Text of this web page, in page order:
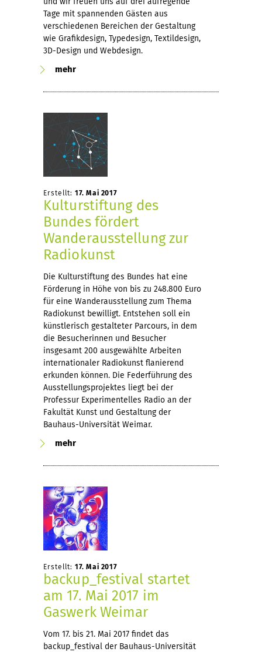
Tage mit spannenden Gästen aus
verschiedenen Bereichen der Gestaltung
wie Grafikdesign, Typedesign, Textildesign,
3D-Design und Webdesign.
mehr
Erstellt: 17. Mai 2017
Kulturstiftung des
Bundes fördert
Wanderausstellung zur
Radiokunst
Die Kulturstiftung des Bundes hat eine
Förderung in Höhe von bis zu 248.800 Euro
für eine Wanderausstellung zum Thema
Radiokunst bewilligt. Entstehen soll ein
künstlerisch gestalteter Parcours, in dem
die Besucherinnen und Besucher
insgesamt 200 ausgewählte Arbeiten
internationaler Radiokunst flanierend
erkunden können. Die Federführung des
Ausstellungsprojektes liegt bei der
Professur Experimentelles Radio an der
Fakultät Kunst und Gestaltung der
Bauhaus-Universität Weimar.
mehr
Erstellt: 17. Mai 2017
backup_festival startet
am 17. Mai 2017 im
Gaswerk Weimar
Vom 17. bis 21. Mai 2017 findet das
backup_festival der Bauhaus-Universität